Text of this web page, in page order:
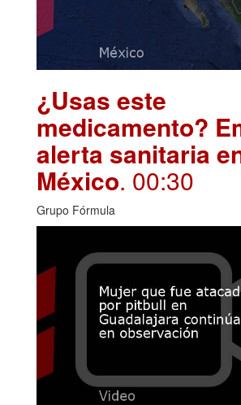
¿Usas este
medicamento?
alerta sanitaria
México. 00:30
Grupo Fórmula